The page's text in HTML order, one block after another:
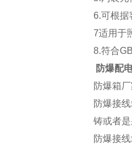
6.可根据
7适用于
8.符合
防爆配
防爆箱
防爆接
铸或者
防爆接